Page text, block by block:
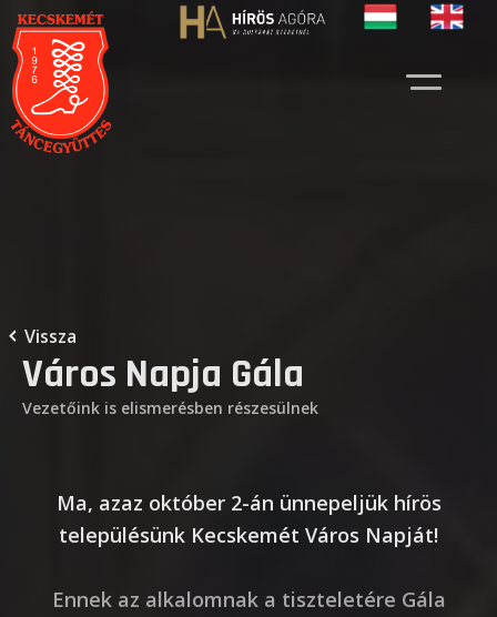
Vissza
Város Napja Gála
Vezetőink is elismerésben részesülnek
Ma, azaz október 2-án ünnepeljük hírös
településünk Kecskemét Város Napját!
Ennek az alkalomnak a tiszteletére Gála